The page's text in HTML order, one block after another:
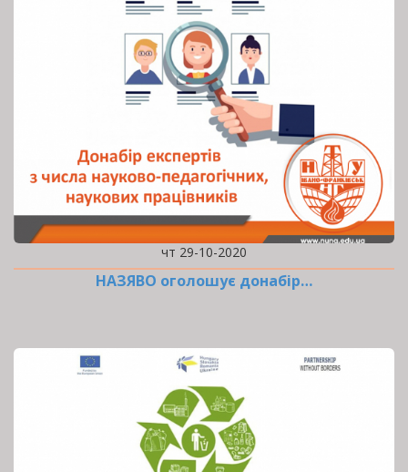
чт 29-10-2020
НАЗЯВО оголошує донабір…